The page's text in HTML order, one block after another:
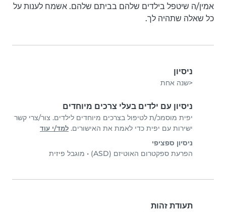
כל שאלה שתהיה לך.
ניסיון
<שנה אחת
ניסיון עם ילדים בעלי צרכים מיוחדים
יפית מוסמכ/ת לטיפול בצרכים מיוחדים לילדים. צור/צרי קשר
ישירות עם יפית כדי לאמת את האישורים. למד/י עוד
ניסיון ספציפי
הפרעת ספקטרום האוטיזם (ASD)
• מוגבל פיזית
תעודת זהות